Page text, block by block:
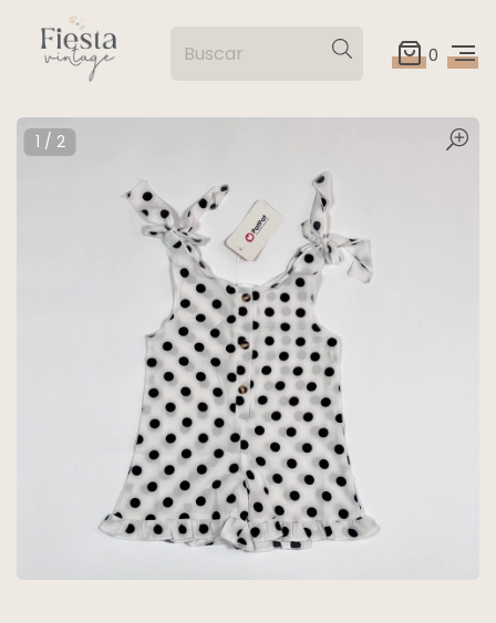
0
1 / 2